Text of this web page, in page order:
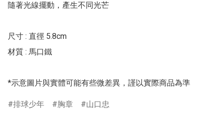
隨著光線擺動，產生不同光芒
尺寸 : 直徑 5.8cm
材質 : 馬口鐵
*示意圖片與實體可能有些微差異，謹以實際商品為準
排球少年 胸章 山口忠